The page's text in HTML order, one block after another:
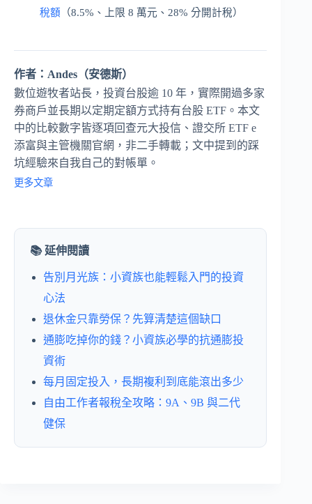
稅額 （8.5%、上限 8 萬元、28% 分開計稅）
作者：Andes（安德斯）
數位遊牧者站長，投資台股逾 10 年，實際開過多家
券商戶並長期以定期定額方式持有台股 ETF。本文
中的比較數字皆逐項回查元大投信、證交所 ETF e
添富與主管機關官網，非二手轉載；文中提到的踩
坑經驗來自我自己的對帳單。
更多文章
📚 延伸閱讀
告別月光族：小資族也能輕鬆入門的投資
心法
退休金只靠勞保？先算清楚這個缺口
通膨吃掉你的錢？小資族必學的抗通膨投
資術
每月固定投入，長期複利到底能滾出多少
自由工作者報稅全攻略：9A、9B 與二代
健保